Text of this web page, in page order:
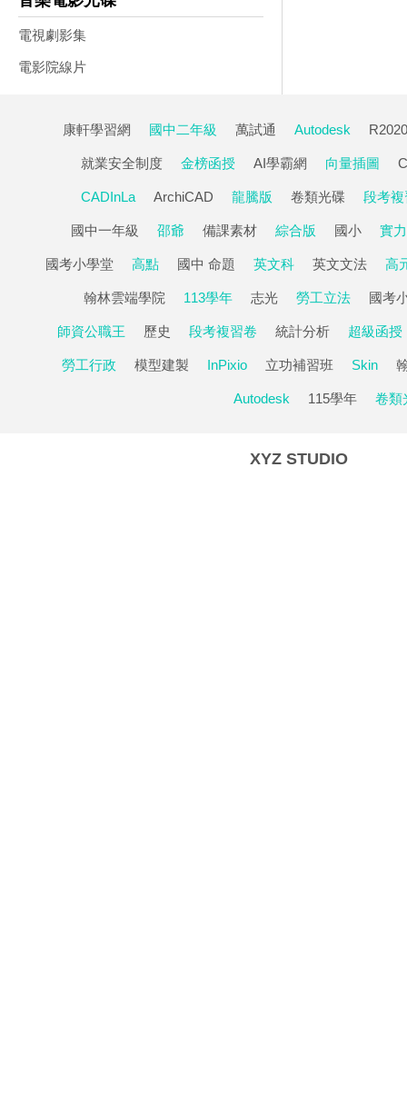
電視劇影集
電影院線片
康軒學習網 國中二年級 萬試通 Autodesk
就業安全制度 金榜函授 AI學霸網 向量插圖
CADInLa ArchiCAD 龍騰版 卷類光碟 段考複
國中一年級 邵爺 備課素材 綜合版 國小 實力
國考小學堂 高點 國中 命題 英文科 英文文法 高
翰林雲端學院 113學年 志光 勞工立法 國考
師資公職王 歷史 段考複習卷 統計分析 超級函授
勞工行政 模型建製 InPixio 立功補習班 Skin
Autodesk 115學年 卷類
XYZ STUDIO